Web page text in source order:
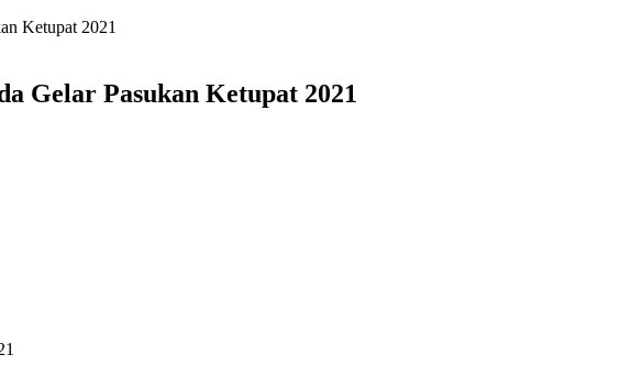
Ketupat 2021
Gelar Pasukan Ketupat 2021